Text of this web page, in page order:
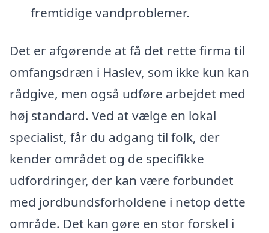
fremtidige vandproblemer.
Det er afgørende at få det rette firma til
omfangsdræn i Haslev, som ikke kun kan
rådgive, men også udføre arbejdet med
høj standard. Ved at vælge en lokal
specialist, får du adgang til folk, der
kender området og de specifikke
udfordringer, der kan være forbundet
med jordbundsforholdene i netop dette
område. Det kan gøre en stor forskel i